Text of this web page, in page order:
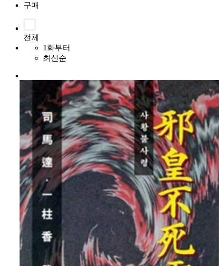
구매
전체
1화부터
최신순